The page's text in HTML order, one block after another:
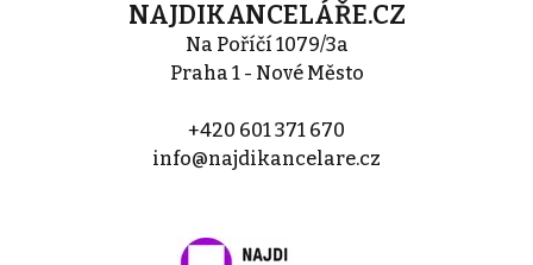
NAJDIKANCELÁŘE.CZ
Na Poříčí 1079/3a
Praha 1 - Nové Město
+420 601 371 670
info@najdikancelare.cz